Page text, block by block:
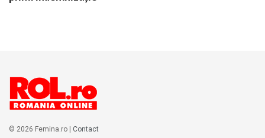
© 2026 Femina.ro | Contact